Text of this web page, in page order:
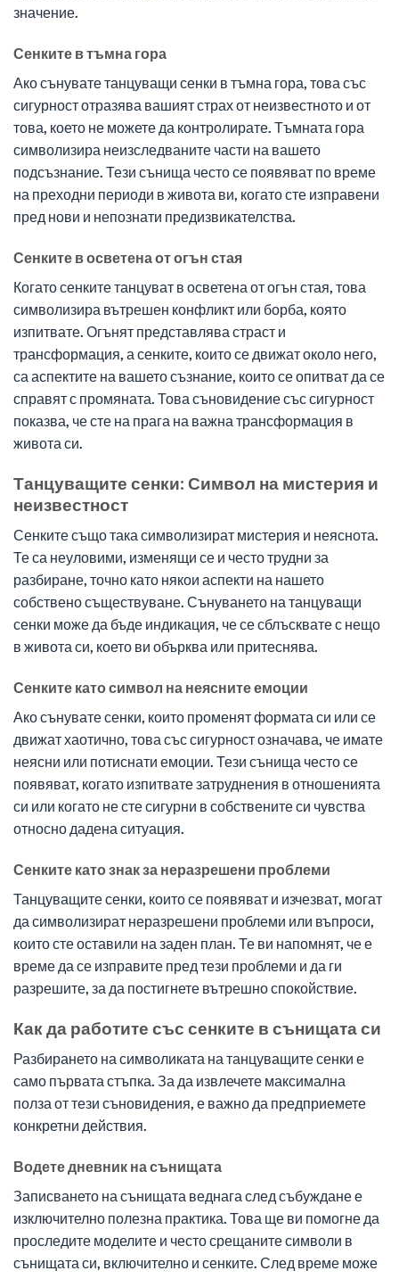
значение.
Сенките в тъмна гора
Ако сънувате танцуващи сенки в тъмна гора, това със
сигурност отразява вашият страх от неизвестното и от
това, което не можете да контролирате. Тъмната гора
символизира неизследваните части на вашето
подсъзнание. Тези сънища често се появяват по време
на преходни периоди в живота ви, когато сте изправени
пред нови и непознати предизвикателства.
Сенките в осветена от огън стая
Когато сенките танцуват в осветена от огън стая, това
символизира вътрешен конфликт или борба, която
изпитвате. Огънят представлява страст и
трансформация, а сенките, които се движат около него,
са аспектите на вашето съзнание, които се опитват да се
справят с промяната. Това съновидение със сигурност
показва, че сте на прага на важна трансформация в
живота си.
Танцуващите сенки: Символ на мистерия и
неизвестност
Сенките също така символизират мистерия и неяснота.
Те са неуловими, изменящи се и често трудни за
разбиране, точно като някои аспекти на нашето
собствено съществуване. Сънуването на танцуващи
сенки може да бъде индикация, че се сблъсквате с нещо
в живота си, което ви обърква или притеснява.
Сенките като символ на неясните емоции
Ако сънувате сенки, които променят формата си или се
движат хаотично, това със сигурност означава, че имате
неясни или потиснати емоции. Тези сънища често се
появяват, когато изпитвате затруднения в отношенията
си или когато не сте сигурни в собствените си чувства
относно дадена ситуация.
Сенките като знак за неразрешени проблеми
Танцуващите сенки, които се появяват и изчезват, могат
да символизират неразрешени проблеми или въпроси,
които сте оставили на заден план. Те ви напомнят, че е
време да се изправите пред тези проблеми и да ги
разрешите, за да постигнете вътрешно спокойствие.
Как да работите със сенките в сънищата си
Разбирането на символиката на танцуващите сенки е
само първата стъпка. За да извлечете максимална
полза от тези съновидения, е важно да предприемете
конкретни действия.
Водете дневник на сънищата
Записването на сънищата веднага след събуждане е
изключително полезна практика. Това ще ви помогне да
проследите моделите и често срещаните символи в
сънищата си, включително и сенките. След време може